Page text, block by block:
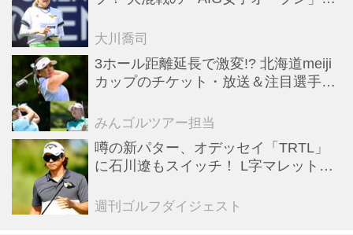
の最終日へ【米女子ツアー】
大川喬司
3ホール距離延長で激変!? 北海道meiji
カップのチケット・放送＆注目選手ま
ド】
みんゴルツアー担当
噂の新パター、オデッセイ「TRTL」
に石川遼もスイッチ！ L字マレットか
週刊ゴルフダイジェスト